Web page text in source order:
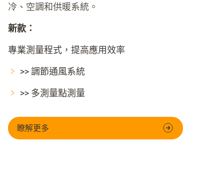
冷、空調和供暖系統。
新款：
專業測量程式，提高應用效率
>> 調節通風系統
>> 多測量點測量
瞭解更多